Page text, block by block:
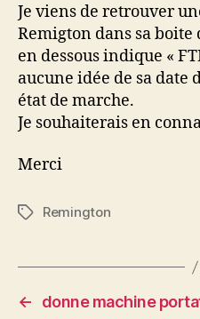
Je viens de retrouver
Remigton dans sa
en dessous indique «
aucune idée de sa date
état de marche.
Je souhaiterais en
Merci
Étiquettes
Remington
←
donne machine